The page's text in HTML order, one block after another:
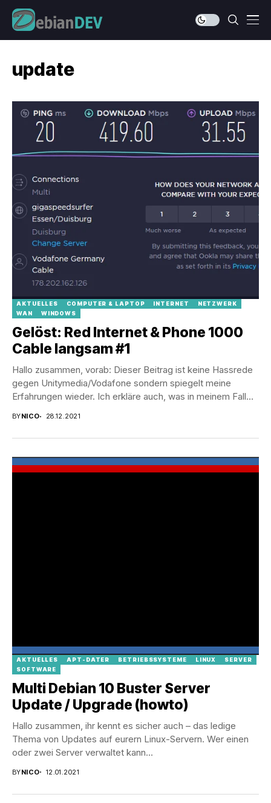
update
AKTUELLES COMPUTER & LAPTOP INTERNET
NETZWERK
WAN
WINDOWS
Gelöst: Red Internet & Phone 1000
Cable langsam #1
Hallo zusammen, vorab: Dieser Beitrag ist keine Hassrede
gegen Unitymedia/Vodafone sondern spiegelt meine
Erfahrungen wieder. Ich erkläre auch, was in meinem Fall
BYNICO 28.12.2021
AKTUELLES APT-DATER BETRIEBSSYSTEME LINUX
SERVER
SOFTWARE
Multi Debian 10 Buster Server
Update / Upgrade (howto)
Hallo zusammen, ihr kennt es sicher auch – das ledige
Thema von Updates auf eurern Linux-Servern. Wer einen
oder zwei Server verwaltet kann...
BYNICO 12.01.2021